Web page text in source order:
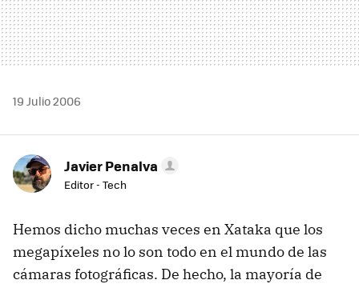
19 Julio 2006
Javier Penalva
Editor - Tech
Hemos dicho muchas veces en Xataka que los
megapíxeles no lo son todo en el mundo de las
cámaras fotográficas. De hecho, la mayoría de